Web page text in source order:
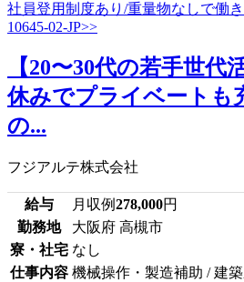
【20〜30代の若手世代
休みでプライベートも
の...
フジアルテ株式会社
給与 月収例278,000円
勤務地
大阪府 高槻市
寮・社宅 なし
仕事内容 機械操作・製造補助 / 建